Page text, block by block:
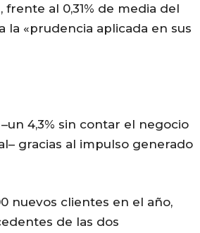
frente al 0,31% de media del
la «prudencia aplicada en sus
4,3% sin contar el negocio
gracias al impulso generado
nuevos clientes en el año,
de las dos